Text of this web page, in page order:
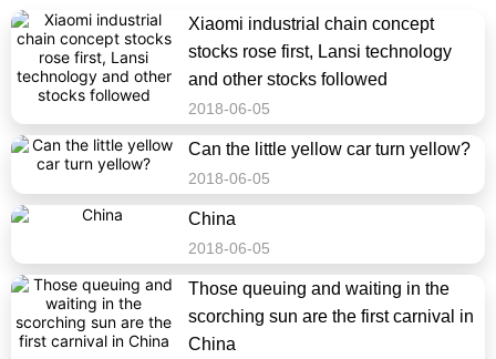
Xiaomi industrial chain concept
stocks rose first, Lansi technology
and other stocks followed
2018-06-05
Can the little yellow car turn yellow?
2018-06-05
China
2018-06-05
Those queuing and waiting in the
scorching sun are the first carnival in
China